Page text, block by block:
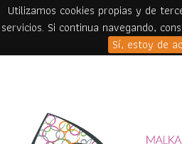
Utilizamos cookies propias y de
servicios. Si continua navegando,
Sí, estoy de